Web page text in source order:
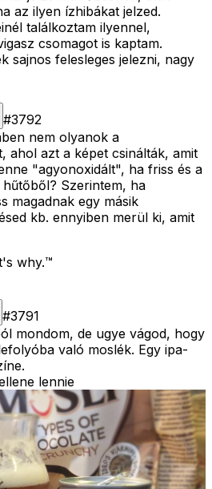
az ilyen ízhibákat jelzed.
találkoztam ilyennel,
csomagot is kaptam.
sajnos felesleges jelezni, nagy
#3792
nem olyanok a
ahol azt a képet csinálták, amit
"agyonoxidált", ha friss és a
Szerintem, ha
magadnak egy másik
kb. ennyiben merül ki, amit
why.™
#3791
mondom, de ugye vágod, hogy
való moslék. Egy ipa-
lennie